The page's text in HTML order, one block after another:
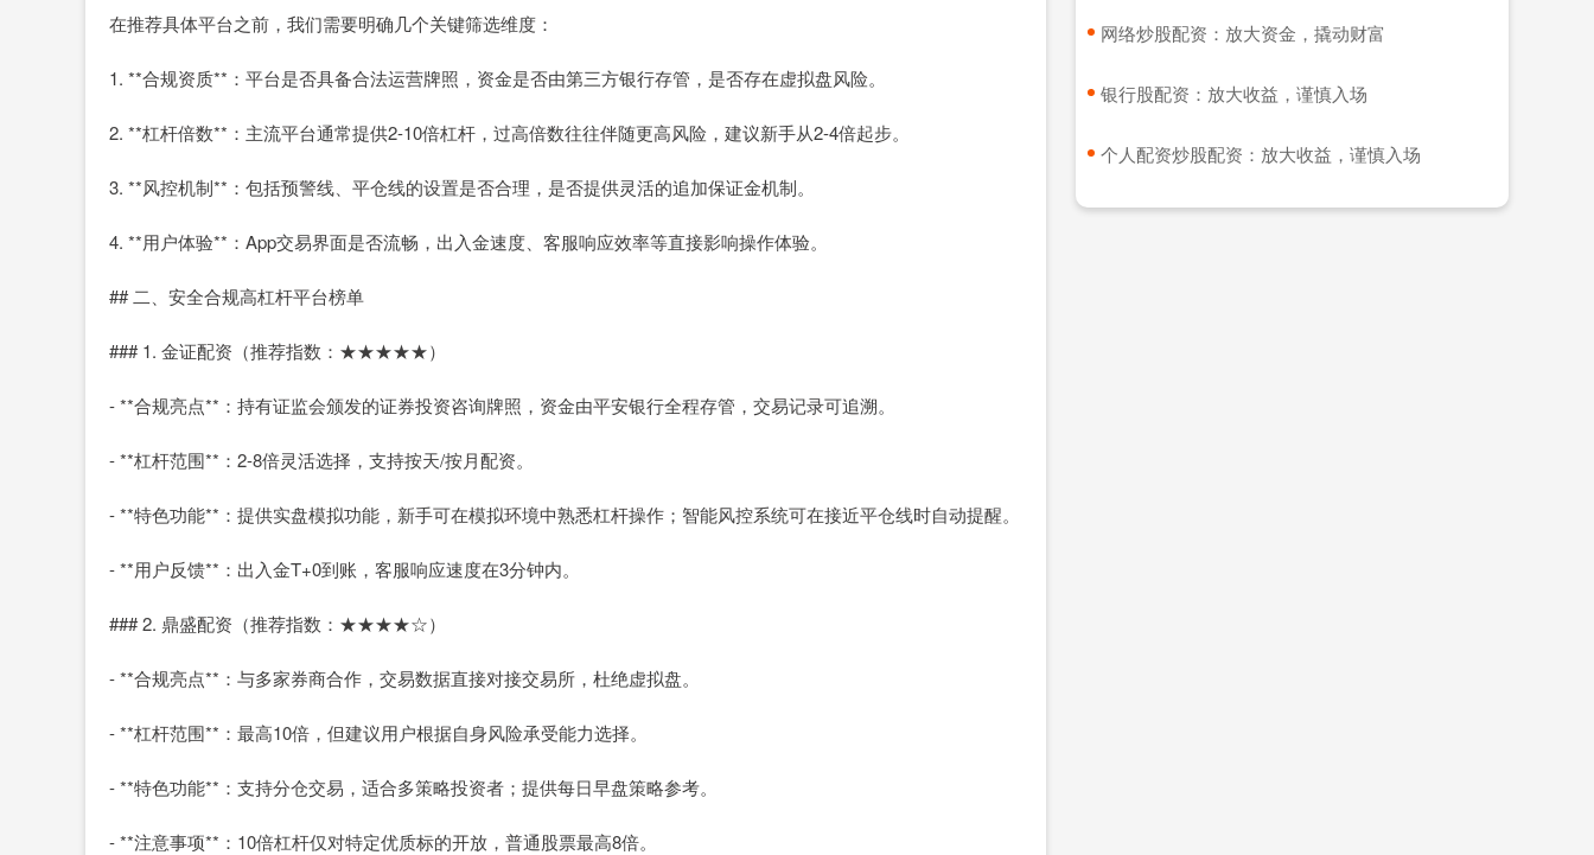
在推荐具体平台之前，我们需要明确几个关键筛选维度：
1. **合规资质**：平台是否具备合法运营牌照，资金是否由第三方银行存管，是否存在虚拟盘风险。
2. **杠杆倍数**：主流平台通常提供2-10倍杠杆，过高倍数往往伴随更高风险，建议新手从2-4倍起步。
3. **风控机制**：包括预警线、平仓线的设置是否合理，是否提供灵活的追加保证金机制。
4. **用户体验**：App交易界面是否流畅，出入金速度、客服响应效率等直接影响操作体验。
## 二、安全合规高杠杆平台榜单
### 1. 金证配资（推荐指数：★★★★★）
- **合规亮点**：持有证监会颁发的证券投资咨询牌照，资金由平安银行全程存管，交易记录可追溯。
- **杠杆范围**：2-8倍灵活选择，支持按天/按月配资。
- **特色功能**：提供实盘模拟功能，新手可在模拟环境中熟悉杠杆操作；智能风控系统可在接近平仓线时自动提醒。
- **用户反馈**：出入金T+0到账，客服响应速度在3分钟内。
### 2. 鼎盛配资（推荐指数：★★★★☆）
- **合规亮点**：与多家券商合作，交易数据直接对接交易所，杜绝虚拟盘。
- **杠杆范围**：最高10倍，但建议用户根据自身风险承受能力选择。
- **特色功能**：支持分仓交易，适合多策略投资者；提供每日早盘策略参考。
- **注意事项**：10倍杠杆仅对特定优质标的开放，普通股票最高8倍。
​网络炒股配资：放大资金，撬动财富
​银行股配资：放大收益，谨慎入场
​个人配资炒股配资：放大收益，谨慎入场